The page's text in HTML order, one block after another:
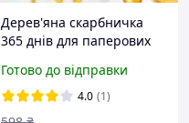
Дерев'яна скарбничка
365 днів для паперових
двостороння на рік
(збираємо на мрію 66
тисяч 795 грн)
Готово до відправки
4.0 (1)